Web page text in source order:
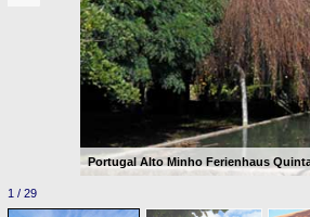
Portugal Alto Minho Ferienhaus
1 / 29